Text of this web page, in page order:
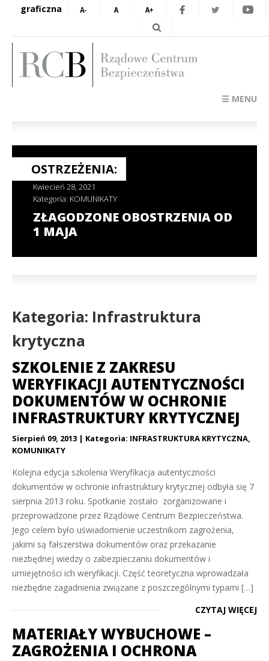
graficzna
☰ MENU
OSTRZEŻENIA:
Kwiecień 28, 2021
Kategoria: KOMUNIKATY
ZŁAGODZONE OBOSTRZENIA OD
1 MAJA
Kategoria: Infrastruktura
krytyczna
SZKOLENIE Z ZAKRESU
WERYFIKACJI AUTENTYCZNOŚCI
DOKUMENTÓW W OCHRONIE
INFRASTRUKTURY KRYTYCZNEJ
Sierpień 09, 2013 Kategoria: INFRASTRUKTURA KRYTYCZNA,
KOMUNIKATY
Kolejna edycja szkolenia Weryfikacja autentyczności
dokumentów w ochronie infrastruktury krytycznej odbyła się 7
sierpnia 2013 roku. Spotkanie zostało zorganizowane i
przeprowadzone przez Rządowe Centrum Bezpieczeństwa.
Jego celem było uświadomienie uczestnikom zagrożenia,
jakimi są fałszerstwa dokumentów oraz przekazanie
niezbędnej wiedzy o zabezpieczaniu dokumentów i
umiejętności ich weryfikacji. Część teoretyczna wprowadzała
niezbędne zagadnienia związane z poszczególnymi typami […]
CZYTAJ WIĘCEJ
MATERIAŁY WYBUCHOWE –
ZAGROŻENIA I OCHRONA